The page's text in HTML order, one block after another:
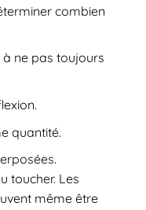
combien
ne pas toujours
quantité.
toucher. Les
même être